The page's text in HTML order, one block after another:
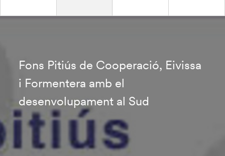
Fons Pitiús de Cooperació, Eivissa
i Formentera amb el
desenvolupament al Sud